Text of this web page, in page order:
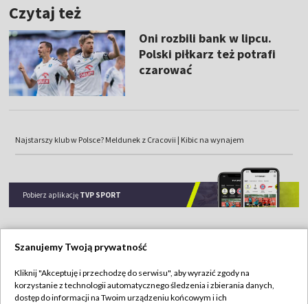
Czytaj też
Oni rozbili bank w lipcu.
Polski piłkarz też potrafi
czarować
Najstarszy klub w Polsce? Meldunek z Cracovii | Kibic na wynajem
Pobierz aplikację TVP SPORT
Piotr Kamieniecki
OBSERWUJ
Szanujemy Twoją prywatność
Kliknij "Akceptuję i przechodzę do serwisu", aby wyrazić zgody na
korzystanie z technologii automatycznego śledzenia i zbierania danych,
dostęp do informacji na Twoim urządzeniu końcowym i ich